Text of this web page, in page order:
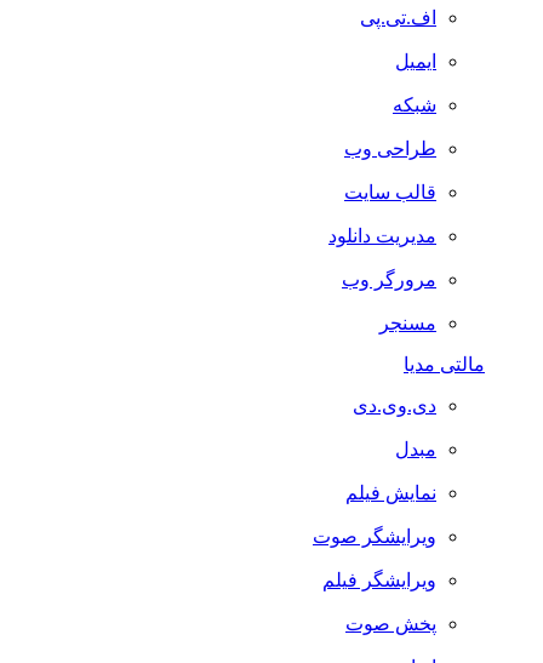
اف.تی.پی
ایمیل
شبکه
طراحی وب
قالب سایت
مدیریت دانلود
مرورگر وب
مسنجر
مالتی مدیا
دی.وی.دی
مبدل
نمایش فیلم
ویرایشگر صوت
ویرایشگر فیلم
پخش صوت